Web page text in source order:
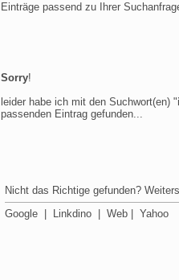
Einträge passend zu Ihrer
Sorry!
leider habe ich mit den Suchwort(en) "
passenden Eintrag gefunden...
Nicht das Richtige gefunden?
Google
Linkdino Web Yahoo